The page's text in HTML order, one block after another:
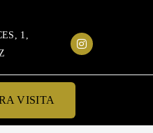
1,
VISITA